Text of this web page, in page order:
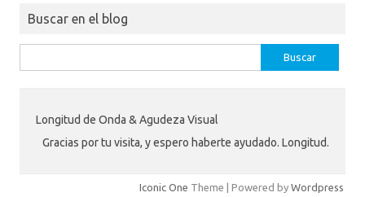
Buscar en el blog
Longitud de Onda & Agudeza Visual
Gracias por tu visita, y espero haberte ayudado. Longitud.
Iconic One Theme | Powered by Wordpress